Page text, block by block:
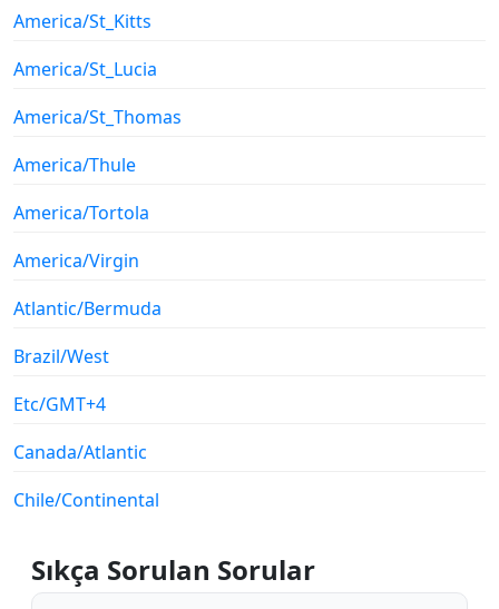
America/St_Kitts
America/St_Lucia
America/St_Thomas
America/Thule
America/Tortola
America/Virgin
Atlantic/Bermuda
Brazil/West
Etc/GMT+4
Canada/Atlantic
Chile/Continental
Sıkça Sorulan Sorular